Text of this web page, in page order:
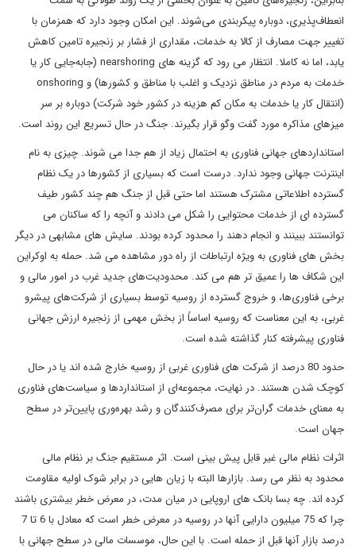
انعطاف‌پذیری، دوباره پیکربندی می‌شوند. این امکان وجود دارد که همزمان با
تغییر جهت مصارف از کالا به خدمات، مقداری از فشار بر زنجیره تامین کاهش
یابد، اما نه کاملا. انتظار می رود که گزینه های nearshoring (جابه‌جایی کار یا
خدمات به مردم در مناطق نزدیک و اغلب با مناطق و کشورها) و onshoring
(انتقال کار یا خدمات به مکان کم هزینه در کشور خود شرکت) دوباره بر سر
میزهای مذاکره مورد گفت وگو قرار بگیرند. جنگ در حال تسریع این روند است.
استانداردهای جهانی فناوری به احتمال زیاد از هم جدا می شوند. چیزی به نام
اینترنت جهانی وجود ندارد. درست است که بسیاری از کشورها در یک نظام
گسترده اطلاعاتی مشترک هستند اما حتی قبل از جنگ هم چند کشور طیف
گسترده ای از خدمات محتوایی را شکل می دادند و آنچه را که ساکنان می
توانستند ببینند و انجام دهند را محدود کرده بودند. سایش های مشابهی در دیگر
بخش های فناوری به ویژه ارتباطات از راه دور مشاهده می شد. حمله به اوکراین
این شکاف ها را عمیق تر هم می کند. محدودیت‌های جدید غرب در امور مالی و
برخی فناوری‌ها، و خروج گسترده از روسیه توسط بسیاری از شرکت‌های پیشرو
غربی، به این معناست که روسیه اساساً از بخش مهمی از زنجیره ارزش جهانی
فناوری پیشرفته کنار گذاشته شده است.
حدود 80 درصد از شرکت های فناوری غربی از روسیه خارج شده اند یا در حال
کوچک شدن هستند. در نهایت، مجموعه‌ای از استانداردها و سیاست‌های فناوری
به معنای خدمات گران‌تر برای مصرف‌کنندگان و رشد بهره‌وری پایین‌تر در سطح
جهان است.
اثرات نظام مالی غیر قابل پیش بینی است. اثر مستقیم جنگ بر نظام مالی
محدود به نظر می رسد. بازارها البته با زیان هایی در برابر شوک اولیه مقاومت
کرده اند. چه بسا بانک های اروپایی در میان مدت، در معرض خطر بیشتری باشند
چرا که 75 میلیون دارایی آنها در روسیه در معرض خطر است که معادل با 6 تا 7
درصد بازار آنها قبل از حمله است. با این حال، موسسات مالی در سطح جهانی با